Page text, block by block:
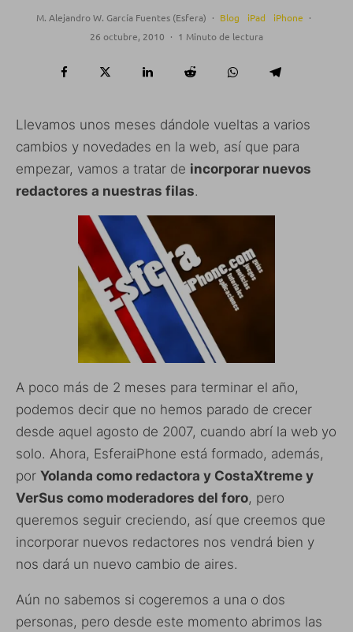
M. Alejandro W. García Fuentes (Esfera) · Blog iPad iPhone ·
26 octubre, 2010 · 1 Minuto de lectura
Llevamos unos meses dándole vueltas a varios
cambios y novedades en la web, así que para
empezar, vamos a tratar de incorporar nuevos
redactores a nuestras filas.
A poco más de 2 meses para terminar el año,
podemos decir que no hemos parado de crecer
desde aquel agosto de 2007, cuando abrí la web yo
solo. Ahora, EsferaiPhone está formado, además,
por Yolanda como redactora y CostaXtreme y
VerSus como moderadores del foro, pero
queremos seguir creciendo, así que creemos que
incorporar nuevos redactores nos vendrá bien y
nos dará un nuevo cambio de aires.
Aún no sabemos si cogeremos a una o dos
personas, pero desde este momento abrimos las